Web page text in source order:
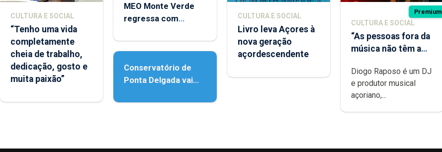
CULTURA E SOCIAL
“Tenho uma vida
completamente
cheia de trabalho,
dedicação, gosto e
muita paixão”
MEO Monte Verde
regressa com
acessibilidade
Conservatório de
Ponta Delgada vai
instrumentos
CULTURA E SOCIAL
Livro leva Açores à
nova geração
açordescendente
Premium
CULTURA E SOCIAL
“As pessoas fora da
música não têm a
difícil é produzir
uma música”
Diogo Raposo é um DJ
e produtor musical
açoriano,...